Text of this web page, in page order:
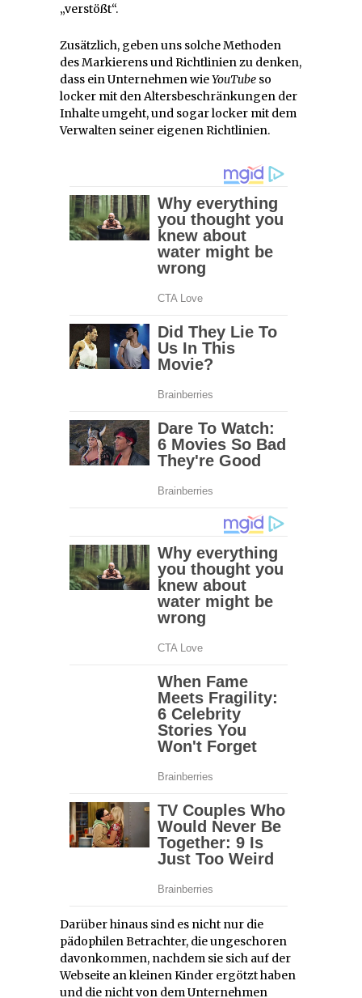
„verstößt“.
Zusätzlich, geben uns solche Methoden
des Markierens und Richtlinien zu denken,
dass ein Unternehmen wieYouTube so
locker mit den Altersbeschränkungen der
Inhalte umgeht, und sogar locker mit dem
Verwalten seiner eigenen Richtlinien.
Darüber hinaus sind es nicht nur die
pädophilen Betrachter, die ungeschoren
davonkommen, nachdem sie sich auf der
Webseite an kleinen Kinder ergötzt haben
und die nicht von dem Unternehmen